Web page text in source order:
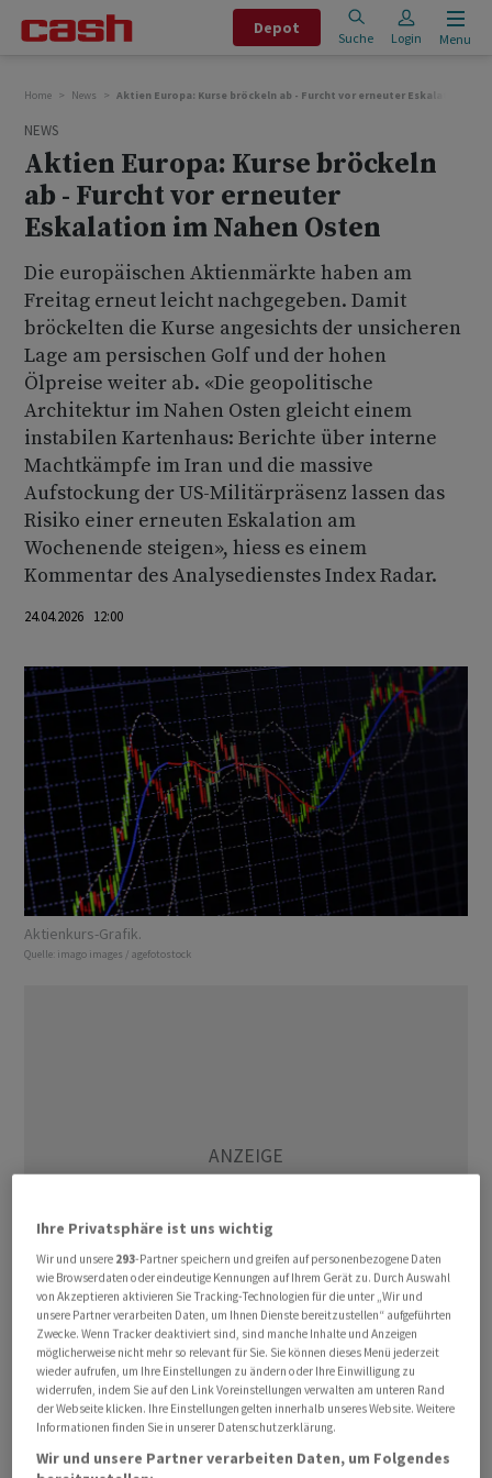
Depot
Suche Login Menu
Home News Aktien Europa: Kurse bröckeln ab - Furcht vor erneuter Eskalation im
NEWS
Aktien Europa: Kurse bröckeln
ab - Furcht vor erneuter
Eskalation im Nahen Osten
Die europäischen Aktienmärkte haben am
Freitag erneut leicht nachgegeben. Damit
bröckelten die Kurse angesichts der unsicheren
Lage am persischen Golf und der hohen
Ölpreise weiter ab. «Die geopolitische
Architektur im Nahen Osten gleicht einem
instabilen Kartenhaus: Berichte über interne
Machtkämpfe im Iran und die massive
Aufstockung der US-Militärpräsenz lassen das
Risiko einer erneuten Eskalation am
Wochenende steigen», hiess es einem
Kommentar des Analysedienstes Index Radar.
24.04.2026 12:00
Aktienkurs-Grafik.
Quelle: imago images / agefotostock
Der EuroStoxx 50 , der Leitindex der Euroregion, sank
am späten Vormittag um 0,7 Prozent auf 5.853,23
Punkte. Ausserhalb des Euroraums fiel der Schweizer
SMI um ein Prozent auf 13.117,21 Zähler. Der britische
FTSE 100 lag 0,8 Prozent im Minus bei 10.373,56 Punkten.
Ihre Privatsphäre ist uns wichtig
Wir und unsere 293-Partner speichern und greifen auf personenbezogene Daten
wie Browserdaten oder eindeutige Kennungen auf Ihrem Gerät zu. Durch Auswahl
von Akzeptieren aktivieren Sie Tracking-Technologien für die unter „Wir und
unsere Partner verarbeiten Daten, um Ihnen Dienste bereitzustellen“ aufgeführten
Zwecke. Wenn Tracker deaktiviert sind, sind manche Inhalte und Anzeigen
möglicherweise nicht mehr so relevant für Sie. Sie können dieses Menü jederzeit
wieder aufrufen, um Ihre Einstellungen zu ändern oder Ihre Einwilligung zu
widerrufen, indem Sie auf den Link Voreinstellungen verwalten am unteren Rand
der Webseite klicken. Ihre Einstellungen gelten innerhalb unseres Website. Weitere
Informationen finden Sie in unserer Datenschutzerklärung.
Wir und unsere Partner verarbeiten Daten, um Folgendes